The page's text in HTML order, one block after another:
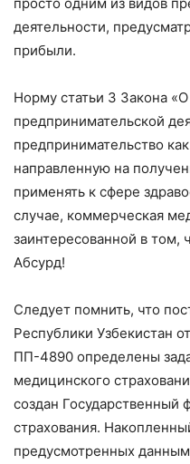
деятельности,
прибыли.
Норму статьи 3 Закона
предпринимательской
предпринимательство
направленную на
применять к сфере
случае, коммерческая
заинтересованной в
Абсурд!
Следует помнить, что
Республики Узбекистан
ПП-4890 определены
медицинского
создан Государственный
страхования.
предусмотренных